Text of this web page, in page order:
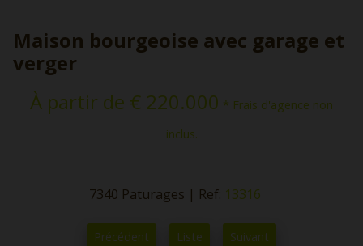
Maison bourgeoise avec garage et
verger
À partir de € 220.000 * Frais d'agence non
inclus.
7340 Paturages | Ref: 13316
Précédent Liste Suivant